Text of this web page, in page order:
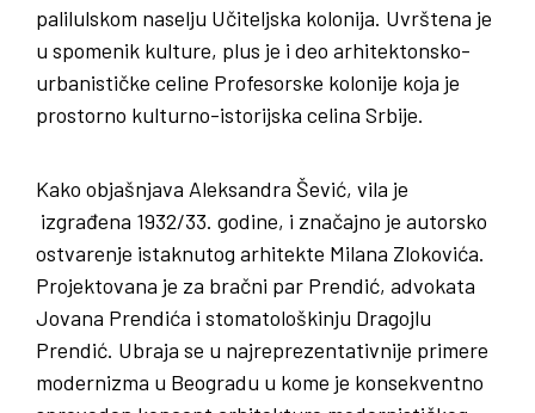
palilulskom naselju Učiteljska kolonija. Uvrštena je
u spomenik kulture, plus je i deo arhitektonsko-
urbanističke celine Profesorske kolonije koja je
prostorno kulturno-istorijska celina Srbije.
Kako objašnjava Aleksandra Šević, vila je
izgrađena 1932/33. godine, i značajno je autorsko
ostvarenje istaknutog arhitekte Milana Zlokovića.
Projektovana je za bračni par Prendić, advokata
Jovana Prendića i stomatološkinju Dragojlu
Prendić. Ubraja se u najreprezentativnije primere
modernizma u Beogradu u kome je konsekventno